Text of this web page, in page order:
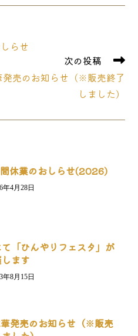
new new
らせ
次の投稿
売のお知らせ（※販売終了
しました）
休業のおしらせ(2026)
年4月28日
「ひんやりフェスタ」が
ます
年8月15日
発売のお知らせ（※販売